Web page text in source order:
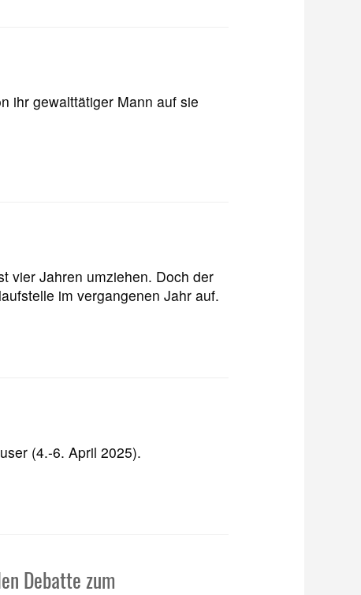
ihr gewalttätiger Mann auf sie
vier Jahren umziehen. Doch der
im vergangenen Jahr auf.
(4.-6. April 2025).
Debatte zum